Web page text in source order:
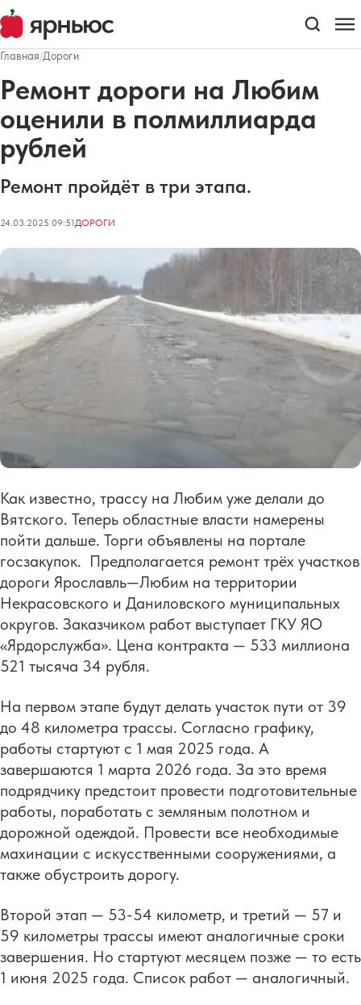
Главная/Дороги
Ремонт дороги на Любим
оценили в полмиллиарда
рублей
Ремонт пройдёт в три этапа.
24.03.2025 09:51ДОРОГИ
Как известно, трассу на Любим уже делали до
Вятского. Теперь областные власти намерены
пойти дальше. Торги объявлены на портале
госзакупок. Предполагается ремонт трёх участков
дороги Ярославль—Любим на территории
Некрасовского и Даниловского муниципальных
округов. Заказчиком работ выступает ГКУ ЯО
«Ярдорслужба». Цена контракта — 533 миллиона
521 тысяча 34 рубля.
На первом этапе будут делать участок пути от 39
до 48 километра трассы. Согласно графику,
работы стартуют с 1 мая 2025 года. А
завершаются 1 марта 2026 года. За это время
подрядчику предстоит провести подготовительные
работы, поработать с земляным полотном и
дорожной одеждой. Провести все необходимые
махинации с искусственными сооружениями, а
также обустроить дорогу.
Второй этап — 53-54 километр, и третий — 57 и
59 километры трассы имеют аналогичные сроки
завершения. Но стартуют месяцем позже — то есть
1 июня 2025 года. Список работ — аналогичный.